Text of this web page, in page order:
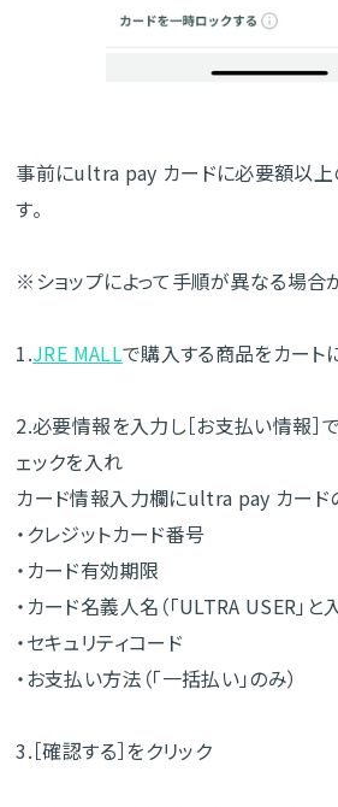
事前にultra pay カードに必要額以上
す。
※ショップによって手順が異なる場合
1.JRE MALLで購入する商品をカート
2.必要情報を入力し［お支払い情報］で
ェックを入れ
カード情報入力欄にultra pay カード
・クレジットカード番号
・カード有効期限
・カード名義人名（「ULTRA USER」と
・セキュリティコード
・お支払い方法（「一括払い」のみ）
3.［確認する］をクリック